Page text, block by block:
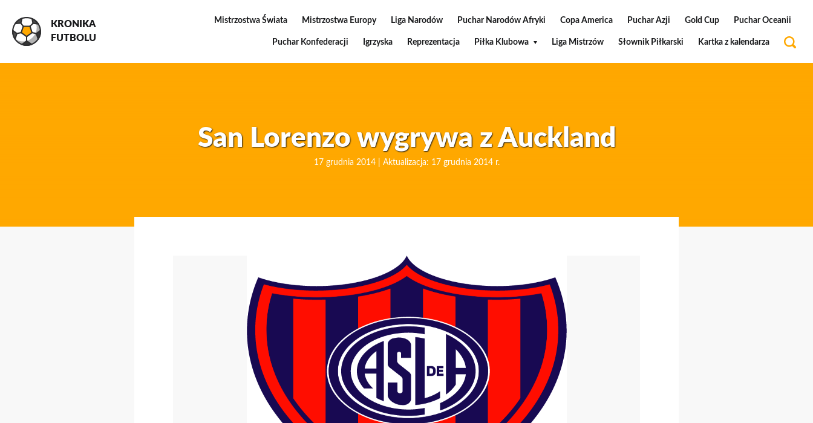
KRONIKA
FUTBOLU
Mistrzostwa Świata Mistrzostwa Europy Liga Narodów Puchar Narodów Afryki Copa America Puchar Azji Gold Cup Puchar Oceanii
Puchar Konfederacji Igrzyska Reprezentacja Piłka Klubowa Liga Mistrzów Słownik Piłkarski Kartka z kalendarza
San Lorenzo wygrywa z Auckland
17 grudnia 2014 | Aktualizacja: 17 grudnia 2014 r.